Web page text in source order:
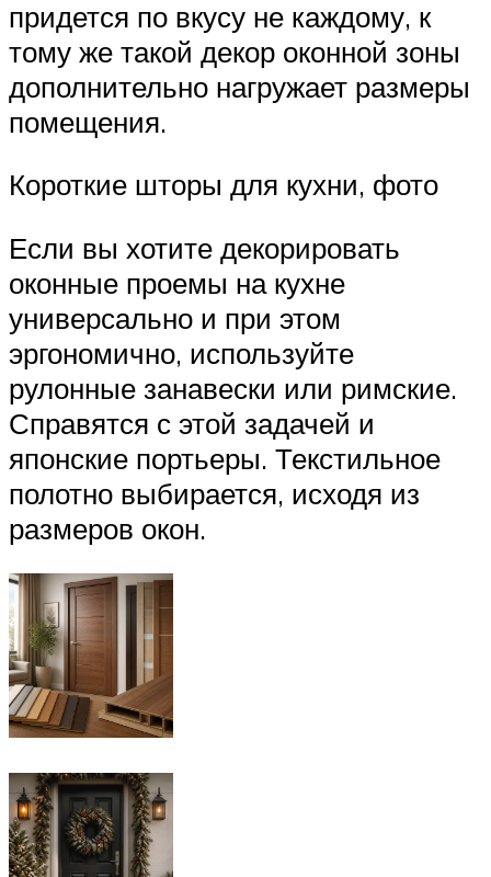
придется по вкусу не каждому, к
тому же такой декор оконной зоны
дополнительно нагружает размеры
помещения.
Короткие шторы для кухни, фото
Если вы хотите декорировать
оконные проемы на кухне
универсально и при этом
эргономично, используйте
рулонные занавески или римские.
Справятся с этой задачей и
японские портьеры. Текстильное
полотно выбирается, исходя из
размеров окон.